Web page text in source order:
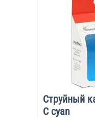
Струйный
C cyan